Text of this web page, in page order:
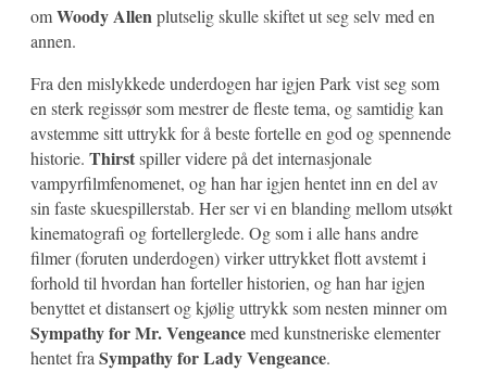
omWoody Allenplutselig skulle skiftet ut seg selv med en
annen.
Fra den mislykkede underdogen har igjen Park vist seg som
en sterk regissør som mestrer de fleste tema, og samtidig kan
avstemme sitt uttrykk for å beste fortelle en god og spennende
historie. Thirstspiller videre på det internasjonale
vampyrfilmfenomenet, og han har igjen hentet inn en del av
sin faste skuespillerstab. Her ser vi en blanding mellom utsøkt
kinematografi og fortellerglede. Og som i alle hans andre
filmer (foruten underdogen) virker uttrykket flott avstemt i
forhold til hvordan han forteller historien, og han har igjen
benyttet et distansert og kjølig uttrykk som nesten minner om
Sympathy for Mr. Vengeancemed kunstneriske elementer
hentet fra Sympathy for Lady Vengeance.